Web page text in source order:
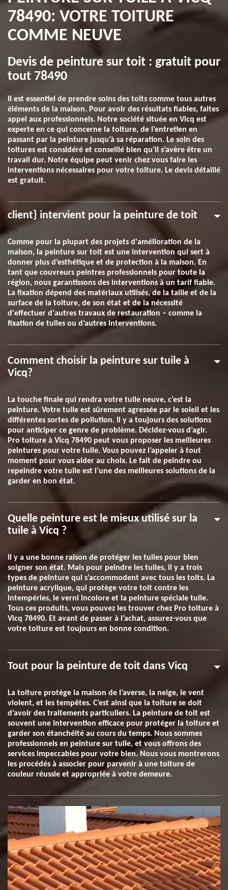
78490: VOTRE TOITURE
COMME NEUVE
Devis de peinture sur toit : gratuit pour
tout 78490
Il est essentiel de prendre soins des toits comme tous autres
éléments de la maison. Pour avoir des résultats fiables, faites
appel aux professionnels. Notre société située en Vicq est
experte en ce qui concerne la toiture, de l’entretien en
passant par la peinture jusqu’à sa réparation. Le soin des
toitures est considéré et conseillé bien qu’il s’avère être un
travail dur. Notre équipe peut venir chez vous faire les
interventions nécessaires pour votre toiture. Le devis détaillé
est gratuit.
client} intervient pour la peinture de toit
Comme pour la plupart des projets d'amélioration de la
maison, la peinture sur toit est une intervention qui sert à
donner plus d’esthétique et de protection à la maison. En
tant que couvreurs peintres professionnels pour toute la
région, nous garantissons des interventions à un tarif fiable.
La fixation dépend des matériaux utilisés, de la taille et de la
surface de la toiture, de son état et de la nécessité
d'effectuer d'autres travaux de restauration – comme la
fixation de tuiles ou d’autres interventions.
Comment choisir la peinture sur tuile à
Vicq?
La touche finale qui rendra votre tuile neuve, c’est la
peinture. Votre tuile est sûrement agressée par le soleil et les
différentes sortes de pollution. Il y a toujours des solutions
pour anticiper ce genre de problème. Décidez-vous d’agir.
Pro toiture à Vicq 78490 peut vous proposer les meilleures
peintures pour votre tuile. Vous pouvez l’appeler à tout
moment pour vous aider au choix. Le fait de peindre ou
repeindre votre tuile est l’une des meilleures solutions de la
garder en bon état.
Quelle peinture est le mieux utilisé sur la
tuile à Vicq ?
Il y a une bonne raison de protéger les tuiles pour bien
soigner son état. Mais pour peindre les tuiles, il y a trois
types de peinture qui s’accommodent avec tous les toits. La
peinture acrylique, qui protège votre toit contre les
intempéries, le verni incolore et la peinture spéciale tuile.
Tous ces produits, vous pouvez les trouver chez Pro toiture à
Vicq 78490. Et avant de passer à l’achat, assurez-vous que
votre toiture est toujours en bonne condition.
Tout pour la peinture de toit dans Vicq
La toiture protège la maison de l’averse, la neige, le vent
violent, et les tempêtes. C’est ainsi que la toiture se doit
d’avoir des traitements particuliers. La peinture de toit est
souvent une intervention efficace pour protéger la toiture et
garder son étanchéité au cours du temps. Nous sommes
professionnels en peinture sur tuile, et vous offrons des
services impeccables pour votre bien. Nous vous montrerons
les procédés à associer pour parvenir à une toiture de
couleur réussie et appropriée à votre demeure.